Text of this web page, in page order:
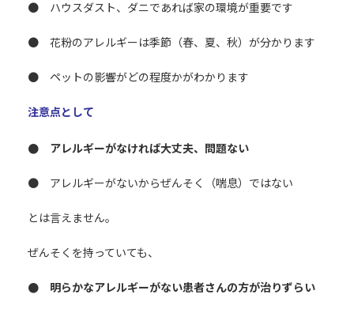
● ハウスダスト、ダニであれば家の環境が重要です
● 花粉のアレルギーは季節（春、夏、秋）が分かります
● ペットの影響がどの程度かがわかります
注意点として
● アレルギーがなければ大丈夫、問題ない
● アレルギーがないからぜんそく（喘息）ではない
とは言えません。
ぜんそくを持っていても、
● 明らかなアレルギーがない患者さんの方が治りずらい